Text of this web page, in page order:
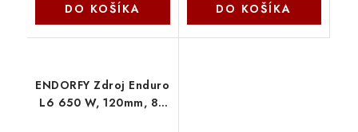
DO KOŠÍKA DO KOŠÍKA
ENDORFY Zdroj Enduro
L6 650 W, 120mm, 80